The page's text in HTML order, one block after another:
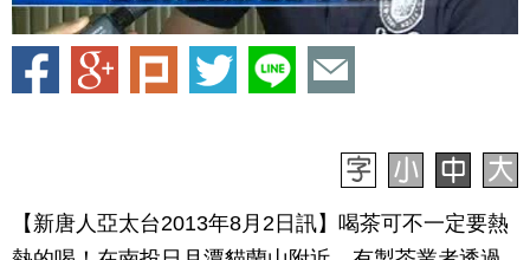
【新唐人亞太台2013年8月2日訊】喝茶可不一定要熱